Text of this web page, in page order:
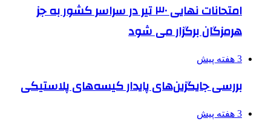
امتحانات نهایی ۳۰ تیر در سراسر کشور به جز
هرمزگان برگزار می شود
3 هفته پیش
بررسی جایگزین‌های پایدار کیسه‌های پلاستیکی
3 هفته پیش